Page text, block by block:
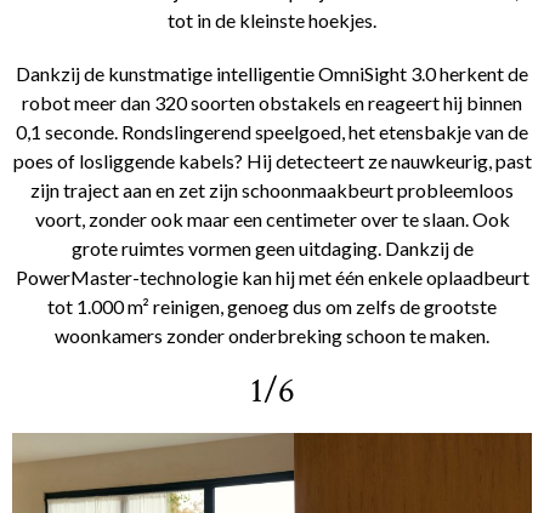
tot in de kleinste hoekjes.
Dankzij de kunstmatige intelligentie OmniSight 3.0 herkent de
robot meer dan 320 soorten obstakels en reageert hij binnen
0,1 seconde. Rondslingerend speelgoed, het etensbakje van de
poes of losliggende kabels? Hij detecteert ze nauwkeurig, past
zijn traject aan en zet zijn schoonmaakbeurt probleemloos
voort, zonder ook maar een centimeter over te slaan. Ook
grote ruimtes vormen geen uitdaging. Dankzij de
PowerMaster-technologie kan hij met één enkele oplaadbeurt
tot 1.000 m² reinigen, genoeg dus om zelfs de grootste
woonkamers zonder onderbreking schoon te maken.
1/6